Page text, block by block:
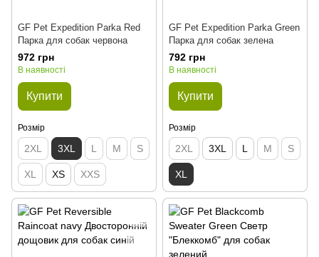
GF Pet Expedition Parka Red
Парка для собак червона
972 грн
В наявності
Купити
Розмір
2XL 3XL L M S
XL XS XXS
GF Pet Expedition Parka Green
Парка для собак зелена
792 грн
В наявності
Купити
Розмір
2XL 3XL L M S
XL